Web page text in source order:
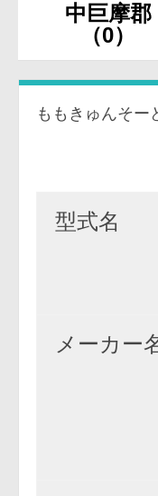
中巨摩郡
（0）
ももきゅんそー
型式名
メーカー